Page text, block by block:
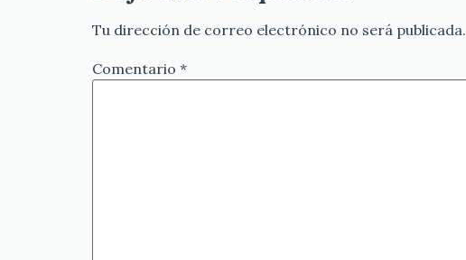
Tu dirección de correo electrónico no será publicada.
Comentario *